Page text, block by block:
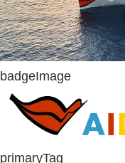
badgeImage
primaryTag